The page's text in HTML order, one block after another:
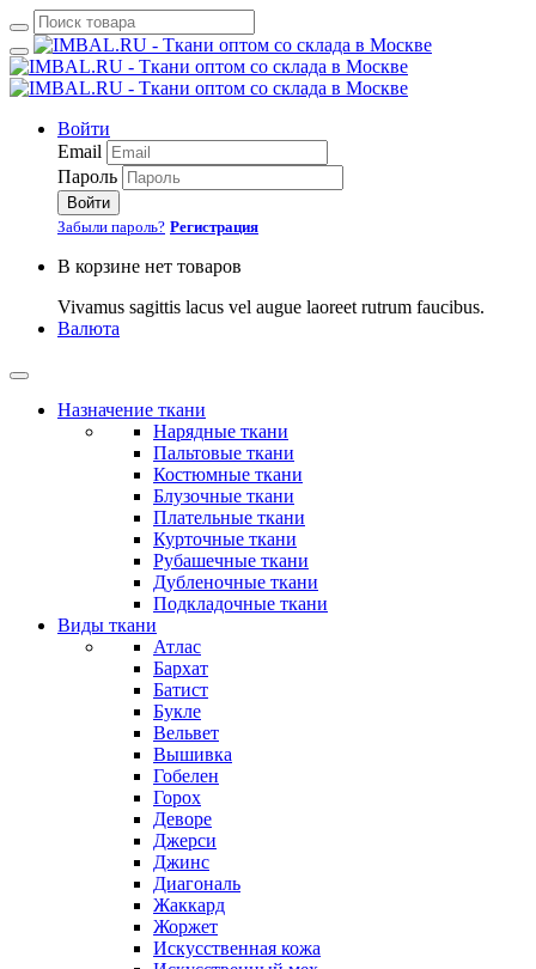
Войти
Email
Пароль
Войти
Забыли пароль? Регистрация
В корзине нет товаров
Vivamus sagittis lacus vel augue laoreet rutrum faucibus.
Валюта
Назначение ткани
Нарядные ткани
Пальтовые ткани
Костюмные ткани
Блузочные ткани
Плательные ткани
Курточные ткани
Рубашечные ткани
Дубленочные ткани
Подкладочные ткани
Виды ткани
Атлас
Бархат
Батист
Букле
Вельвет
Вышивка
Гобелен
Горох
Деворе
Джерси
Джинс
Диагональ
Жаккард
Жоржет
Искусственная кожа